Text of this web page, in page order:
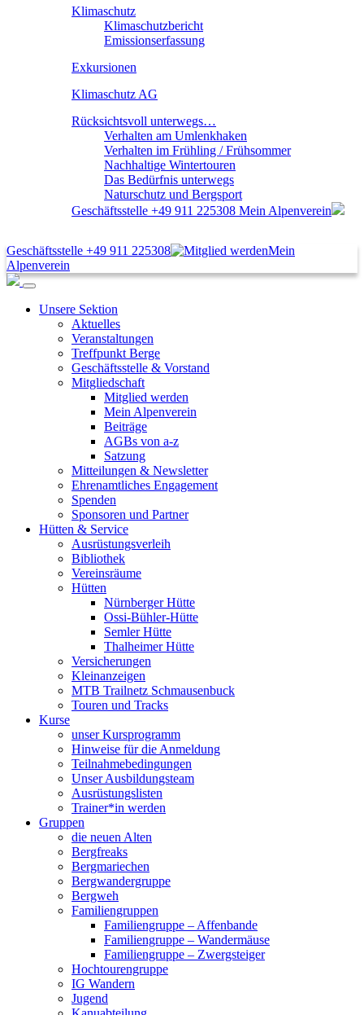
Klimaschutz
Klimaschutzbericht
Emissionserfassung
Exkursionen
Klimaschutz AG
Rücksichtsvoll unterwegs…
Verhalten am Umlenkhaken
Verhalten im Frühling / Frühsommer
Nachhaltige Wintertouren
Das Bedürfnis unterwegs
Naturschutz und Bergsport
Geschäftsstelle +49 911 225308 Mein Alpenverein
Geschäftsstelle +49 911 225308
Mein
Alpenverein
Unsere Sektion
Aktuelles
Veranstaltungen
Treffpunkt Berge
Geschäftsstelle & Vorstand
Mitgliedschaft
Mitglied werden
Mein Alpenverein
Beiträge
AGBs von a-z
Satzung
Mitteilungen & Newsletter
Ehrenamtliches Engagement
Spenden
Sponsoren und Partner
Hütten & Service
Ausrüstungsverleih
Bibliothek
Vereinsräume
Hütten
Nürnberger Hütte
Ossi-Bühler-Hütte
Semler Hütte
Thalheimer Hütte
Versicherungen
Kleinanzeigen
MTB Trailnetz Schmausenbuck
Touren und Tracks
Kurse
unser Kursprogramm
Hinweise für die Anmeldung
Teilnahmebedingungen
Unser Ausbildungsteam
Ausrüstungslisten
Trainer*in werden
Gruppen
die neuen Alten
Bergfreaks
Bergmariechen
Bergwandergruppe
Bergweh
Familiengruppen
Familiengruppe – Affenbande
Familiengruppe – Wandermäuse
Familiengruppe – Zwergsteiger
Hochtourengruppe
IG Wandern
Jugend